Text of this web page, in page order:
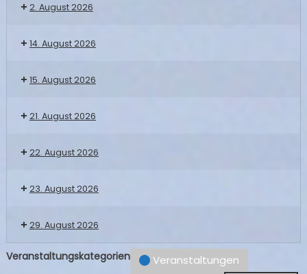
2. August 2026
14. August 2026
15. August 2026
21. August 2026
22. August 2026
23. August 2026
29. August 2026
Veranstaltungskategorien
Veranstaltungen